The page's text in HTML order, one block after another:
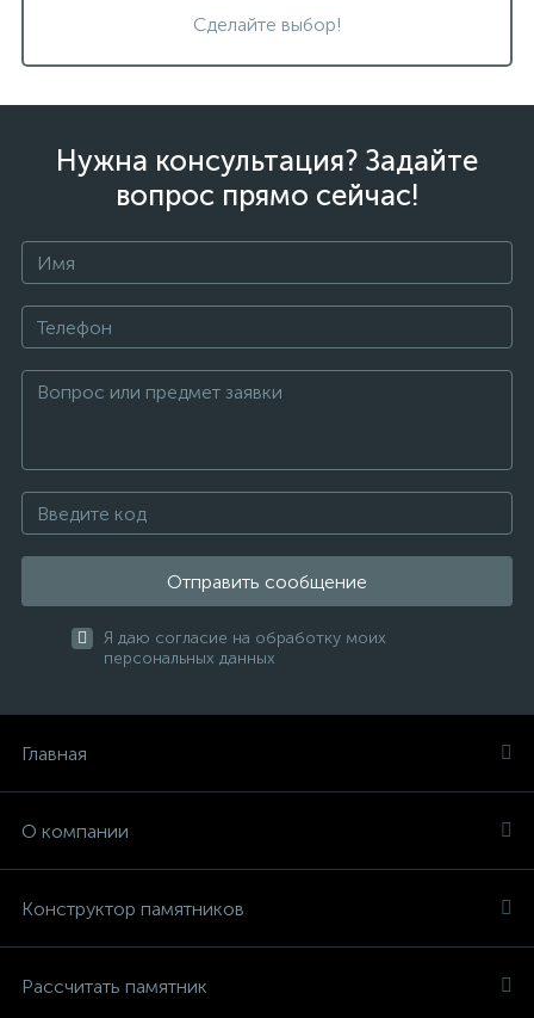
Сделайте выбор!
Нужна консультация? Задайте
вопрос прямо сейчас!
Отправить сообщение
Я даю согласие на обработку моих
персональных данных
Главная
О компании
Конструктор памятников
Рассчитать памятник